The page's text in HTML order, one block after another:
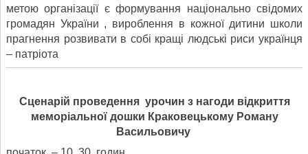
метою організації є формування національно свідомих
громадян України , вироблення в кожної дитини школи
прагнення розвивати в собі кращі людські риси українця
– патріота
Сценарій проведення урочин з нагоди відкриття
меморіальної дошки Краковецькому Роману
Васильовичу